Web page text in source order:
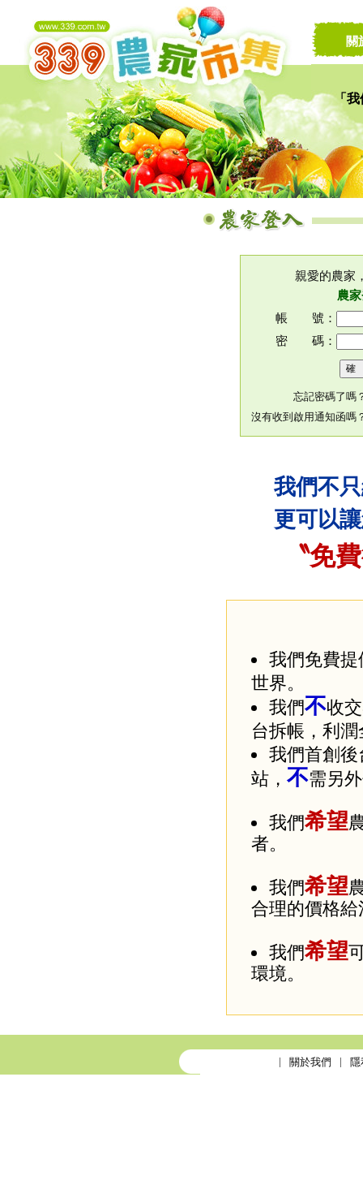
「我
讓
關
親愛的農家
農
帳 號：
密 碼：
忘記密碼了嗎
沒有收到啟用通知函嗎
我們不
更可以
〝免
我們免費
世界。
我們不收
台拆帳，利
我們首創
站， 不需另
我們希望
者。
我們希望
合理的價格給
我們希望
環境。
關於我們